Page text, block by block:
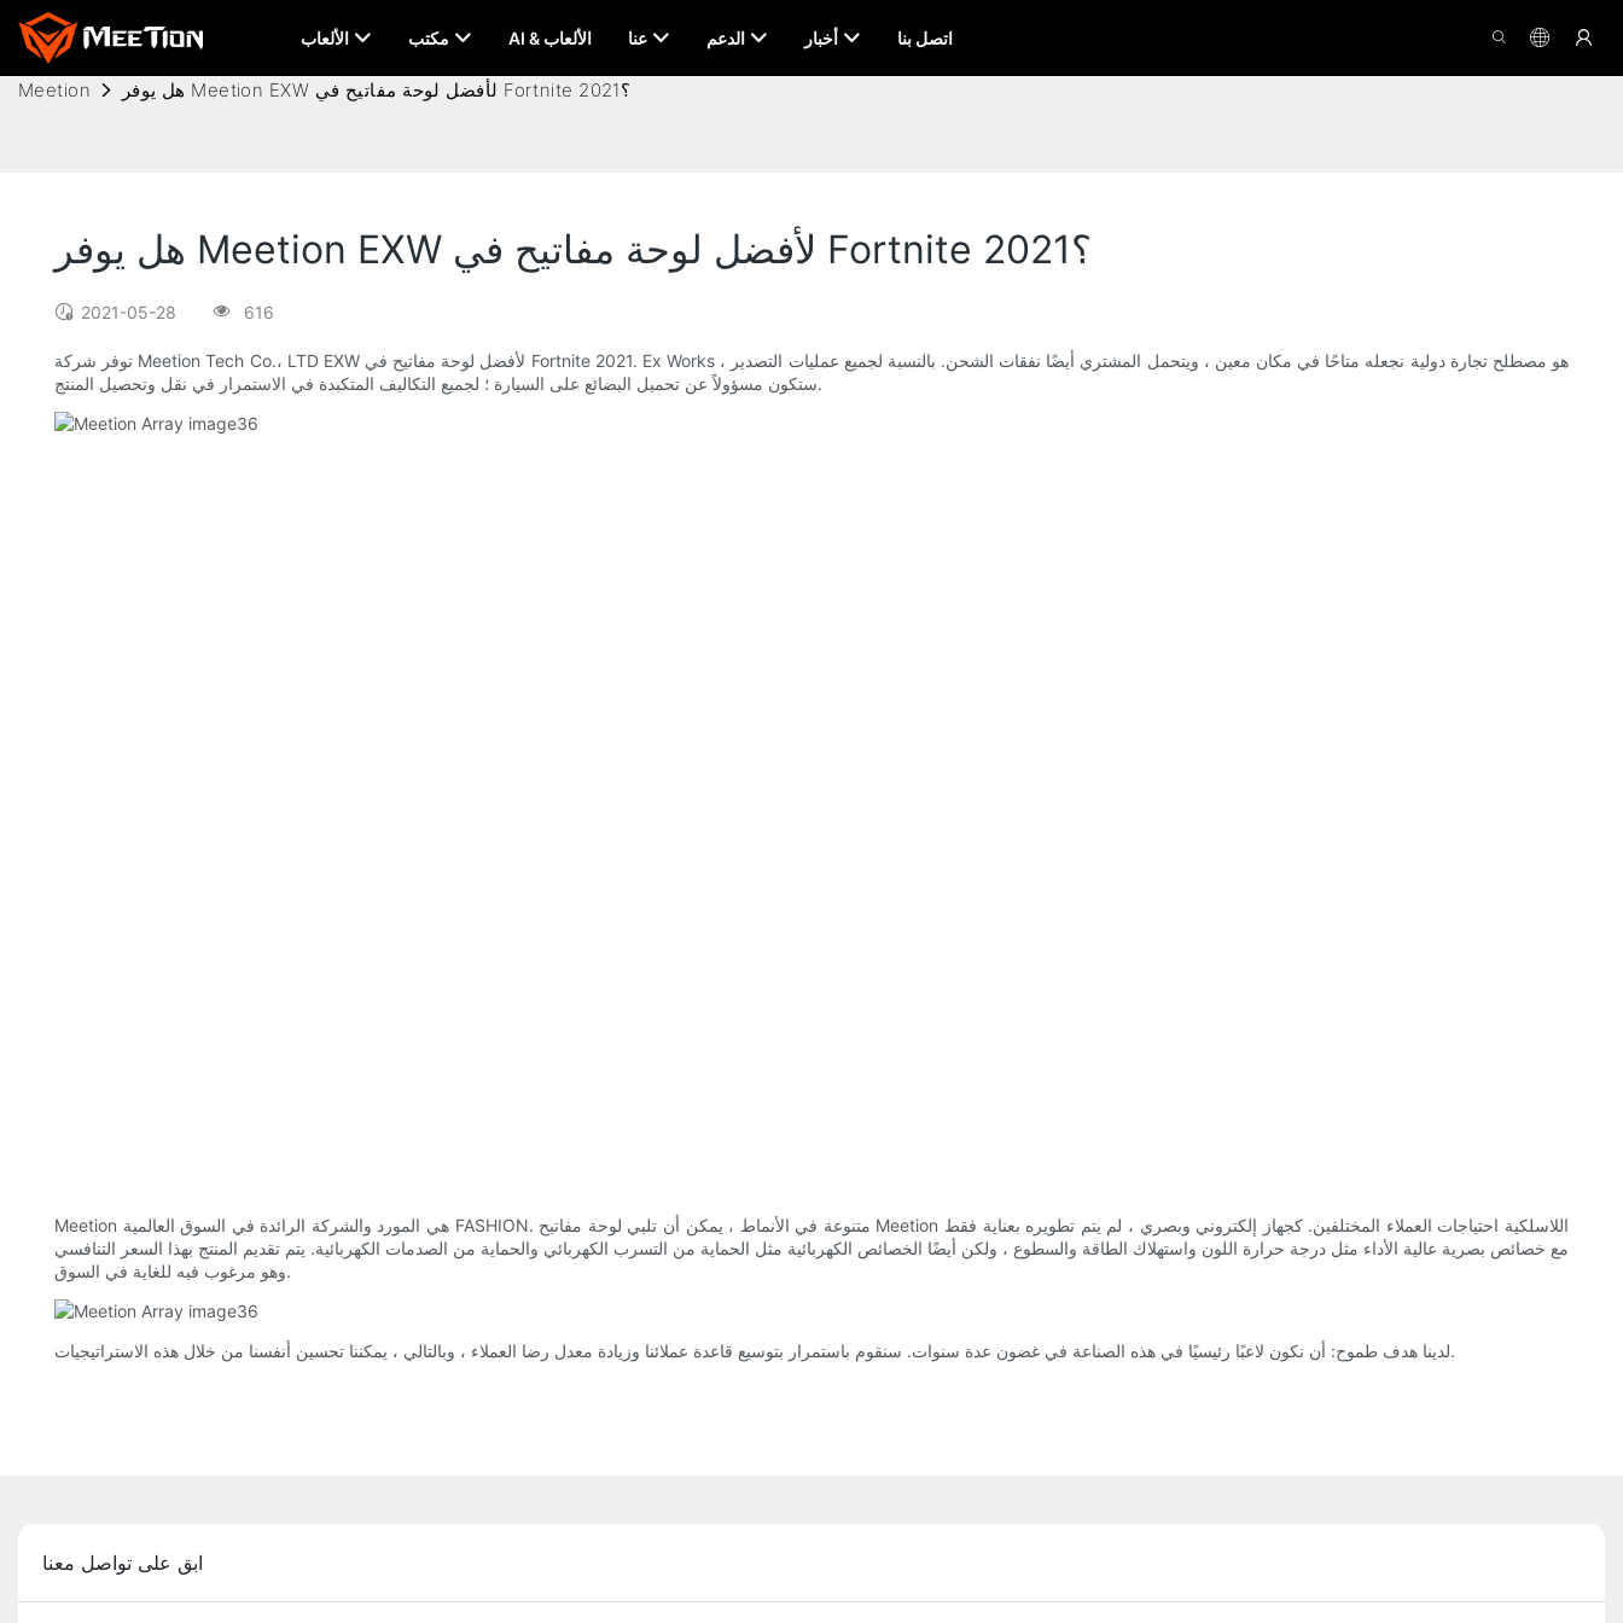
الألعاب مكتب AI & الألعاب عنا الدعم أخبار اتصل بنا
Meetion هل يوفر Meetion EXW لأفضل لوحة مفاتيح في Fortnite 2021؟
هل يوفر Meetion EXW لأفضل لوحة مفاتيح في Fortnite 2021؟
2021-05-28 616
توفر شركة Meetion Tech Co.، LTD EXW لأفضل لوحة مفاتيح في Fortnite 2021. Ex Works هو مصطلح تجارة دولية نجعله متاحًا في مكان معين ، ويتحمل المشتري أيضًا نفقات الشحن. بالنسبة لجميع عمليات التصدير ،
ستكون مسؤولاً عن تحميل البضائع على السيارة ؛ لجميع التكاليف المتكبدة في الاستمرار في نقل وتحصيل المنتج.
Meetion هي المورد والشركة الرائدة في السوق العالمية FASHION. متنوعة في الأنماط ، يمكن أن تلبي لوحة مفاتيح Meetion اللاسلكية احتياجات العملاء المختلفين. كجهاز إلكتروني وبصري ، لم يتم تطويره بعناية فقط
مع خصائص بصرية عالية الأداء مثل درجة حرارة اللون واستهلاك الطاقة والسطوع ، ولكن أيضًا الخصائص الكهربائية مثل الحماية من التسرب الكهربائي والحماية من الصدمات الكهربائية. يتم تقديم المنتج بهذا السعر التنافسي
وهو مرغوب فيه للغاية في السوق.
لدينا هدف طموح: أن نكون لاعبًا رئيسيًا في هذه الصناعة في غضون عدة سنوات. سنقوم باستمرار بتوسيع قاعدة عملائنا وزيادة معدل رضا العملاء ، وبالتالي ، يمكننا تحسين أنفسنا من خلال هذه الاستراتيجيات.
ابق على تواصل معنا